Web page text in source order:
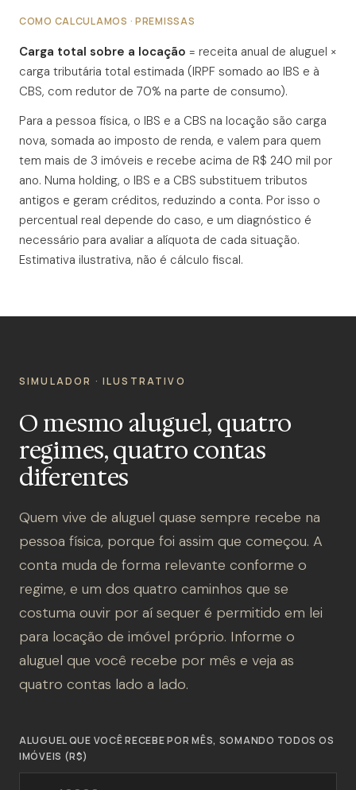
COMO CALCULAMOS · PREMISSAS
Carga total sobre a locação = receita anual de aluguel ×
carga tributária total estimada (IRPF somado ao IBS e à
CBS, com redutor de 70% na parte de consumo).
Para a pessoa física, o IBS e a CBS na locação são carga
nova, somada ao imposto de renda, e valem para quem
tem mais de 3 imóveis e recebe acima de R$ 240 mil por
ano. Numa holding, o IBS e a CBS substituem tributos
antigos e geram créditos, reduzindo a conta. Por isso o
percentual real depende do caso, e um diagnóstico é
necessário para avaliar a alíquota de cada situação.
Estimativa ilustrativa, não é cálculo fiscal.
SIMULADOR · ILUSTRATIVO
O mesmo aluguel, quatro
regimes, quatro contas
diferentes
Quem vive de aluguel quase sempre recebe na
pessoa física, porque foi assim que começou. A
conta muda de forma relevante conforme o
regime, e um dos quatro caminhos que se
costuma ouvir por aí sequer é permitido em lei
para locação de imóvel próprio. Informe o
aluguel que você recebe por mês e veja as
quatro contas lado a lado.
ALUGUEL QUE VOCÊ RECEBE POR MÊS, SOMANDO TODOS OS
IMÓVEIS (R$)